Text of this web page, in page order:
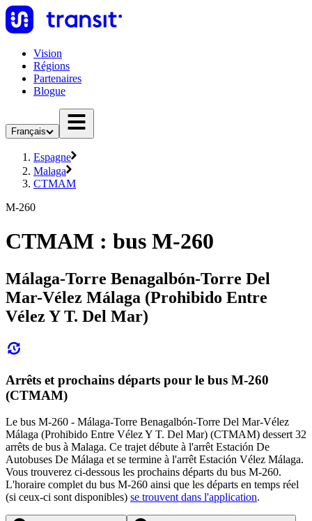
Vision
Régions
Partenaires
Blogue
Français
Espagne
Malaga
CTMAM
M-260
CTMAM : bus M-260
Málaga-Torre Benagalbón-Torre Del
Mar-Vélez Málaga (Prohibido Entre
Vélez Y T. Del Mar)
Arrêts et prochains départs pour le bus M-260
(CTMAM)
Le bus M-260 - Málaga-Torre Benagalbón-Torre Del Mar-Vélez
Málaga (Prohibido Entre Vélez Y T. Del Mar) (CTMAM) dessert 32
arrêts de bus à Malaga. Ce trajet débute à l'arrêt Estación De
Autobuses De Málaga et se termine à l'arrêt Estación Vélez Málaga.
Vous trouverez ci-dessous les prochains départs du bus M-260.
L'horaire complet du bus M-260 ainsi que les départs en temps réel
(si ceux-ci sont disponibles) se trouvent dans l'application.